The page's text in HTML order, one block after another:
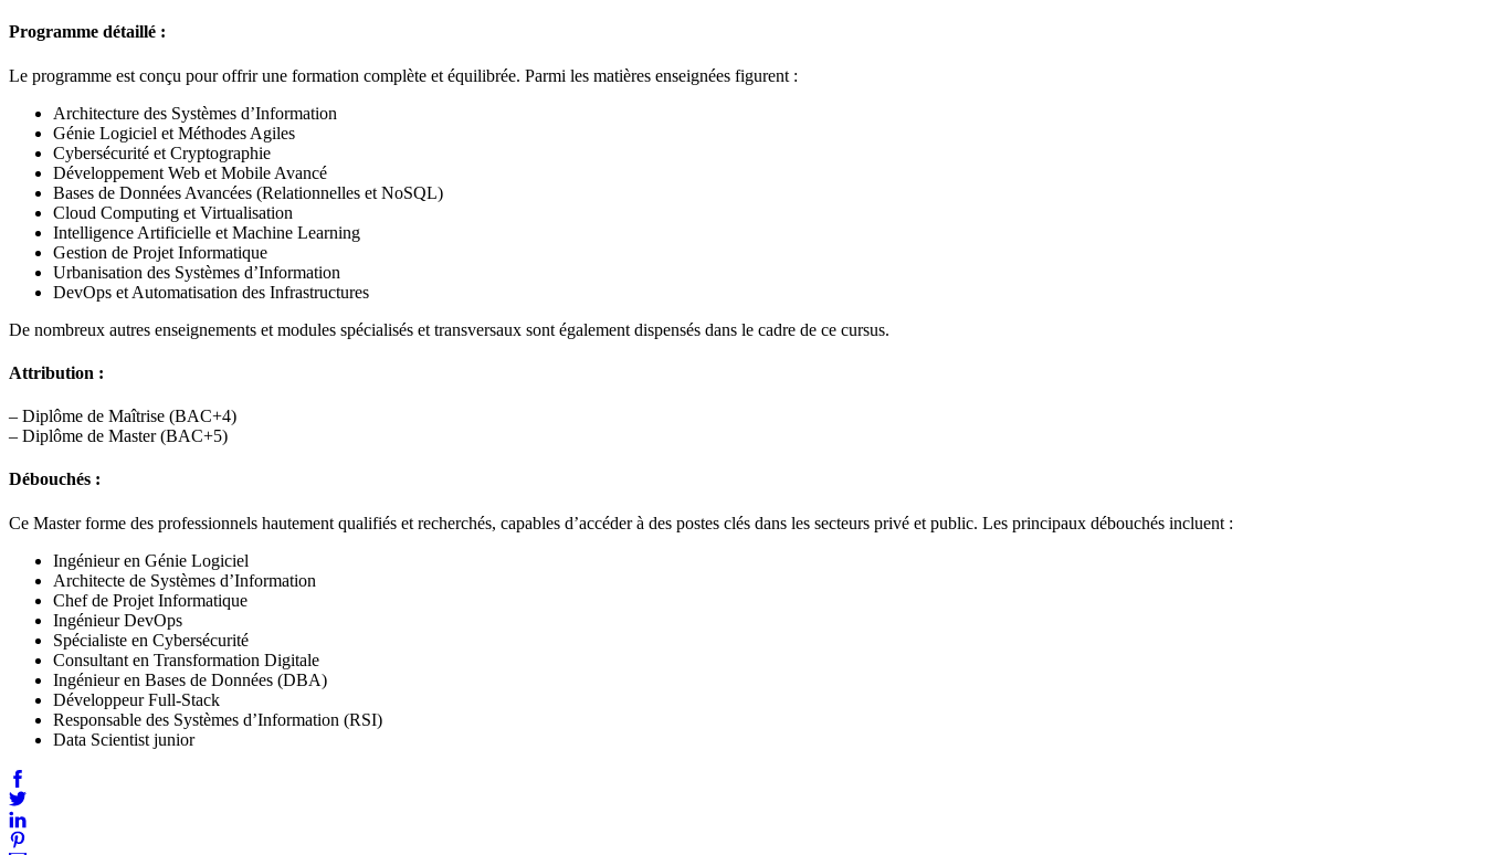
Programme détaillé :
Le programme est conçu pour offrir une formation complète et équilibrée. Parmi les matières enseignées figurent :
Architecture des Systèmes d’Information
Génie Logiciel et Méthodes Agiles
Cybersécurité et Cryptographie
Développement Web et Mobile Avancé
Bases de Données Avancées (Relationnelles et NoSQL)
Cloud Computing et Virtualisation
Intelligence Artificielle et Machine Learning
Gestion de Projet Informatique
Urbanisation des Systèmes d’Information
DevOps et Automatisation des Infrastructures
De nombreux autres enseignements et modules spécialisés et transversaux sont également dispensés dans le cadre de ce cursus.
Attribution :
– Diplôme de Maîtrise (BAC+4)
– Diplôme de Master (BAC+5)
Débouchés :
Ce Master forme des professionnels hautement qualifiés et recherchés, capables d’accéder à des postes clés dans les secteurs privé et public. Les principaux débouchés incluent :
Ingénieur en Génie Logiciel
Architecte de Systèmes d’Information
Chef de Projet Informatique
Ingénieur DevOps
Spécialiste en Cybersécurité
Consultant en Transformation Digitale
Ingénieur en Bases de Données (DBA)
Développeur Full-Stack
Responsable des Systèmes d’Information (RSI)
Data Scientist junior